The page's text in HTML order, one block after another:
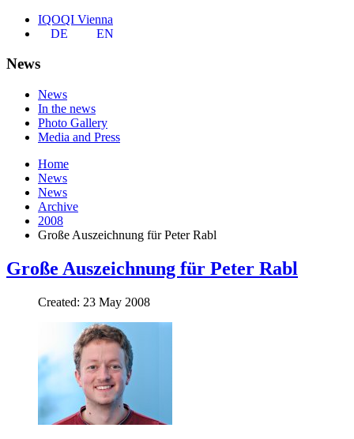
IQOQI Vienna
DE
EN
News
News
In the news
Photo Gallery
Media and Press
Home
News
News
Archive
2008
Große Auszeichnung für Peter Rabl
Große Auszeichnung für Peter Rabl
Created: 23 May 2008